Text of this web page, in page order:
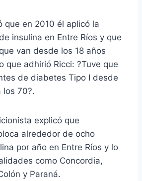
que en 2010 él aplicó la
insulina en Entre Ríos y que
van desde los 18 años
que adhirió Ricci: ?Tuve que
de diabetes Tipo I desde
los 70?.
explicó que
alrededor de ocho
por año en Entre Ríos y lo
como Concordia,
y Paraná.